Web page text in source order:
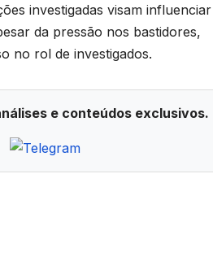
investigadas visam influenciar
da pressão nos bastidores,
no rol de investigados.
e conteúdos exclusivos.